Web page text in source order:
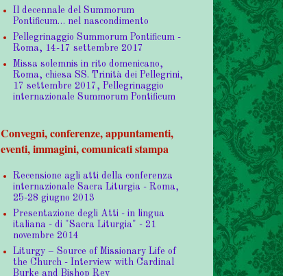
Il decennale del Summorum
Pontificum… nel nascondimento
Pellegrinaggio Summorum Pontificum -
Roma, 14-17 settembre 2017
Missa solemnis in rito domenicano,
Roma, chiesa SS. Trinità dei Pellegrini,
17 settembre 2017, Pellegrinaggio
internazionale Summorum Pontificum
Convegni, conferenze, appuntamenti,
eventi, immagini, comunicati stampa
Recensione agli atti della conferenza
internazionale Sacra Liturgia - Roma,
25-28 giugno 2013
Presentazione degli Atti - in lingua
italiana - di "Sacra Liturgia" - 21
novembre 2014
Liturgy – Source of Missionary Life of
the Church - Interview with Cardinal
Burke and Bishop Rey